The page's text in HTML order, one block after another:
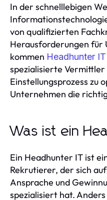
In der schnelllebigen
von qualifizierten
Herausforderungen für
kommen Headhunter IT
spezialisierte Vermittler
Einstellungsprozess zu
Unternehmen die
Was ist ein
Ein Headhunter IT ist
Rekrutierer, der sich
Ansprache und
spezialisiert hat.